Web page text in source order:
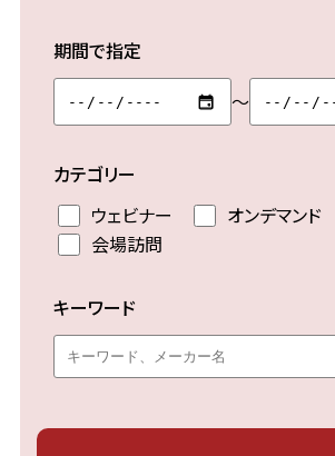
期間で指定
～
カテゴリー
ウェビナー
オンデマンド
会場訪問
キーワード